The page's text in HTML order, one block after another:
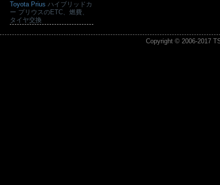
Toyota Prius ハイブリッドカ
ー プリウスのETC、燃費、
タイヤ交換
Copyright © 2006-2017